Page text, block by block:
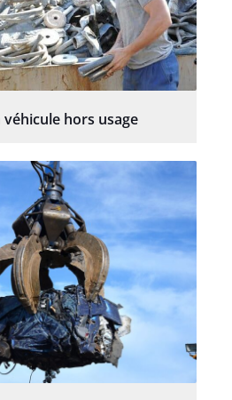
hors usage